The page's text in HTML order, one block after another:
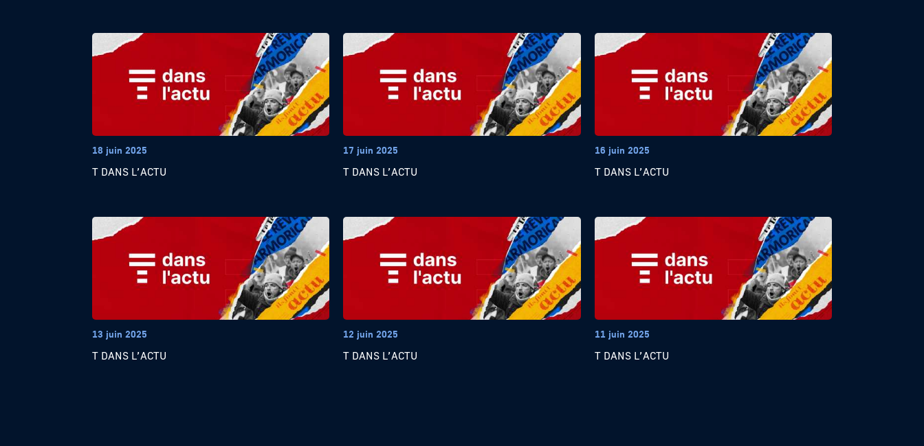
18 juin 2025
T DANS L’ACTU
17 juin 2025
T DANS L’ACTU
16 juin 2025
T DANS L’ACTU
13 juin 2025
T DANS L’ACTU
12 juin 2025
T DANS L’ACTU
11 juin 2025
T DANS L’ACTU